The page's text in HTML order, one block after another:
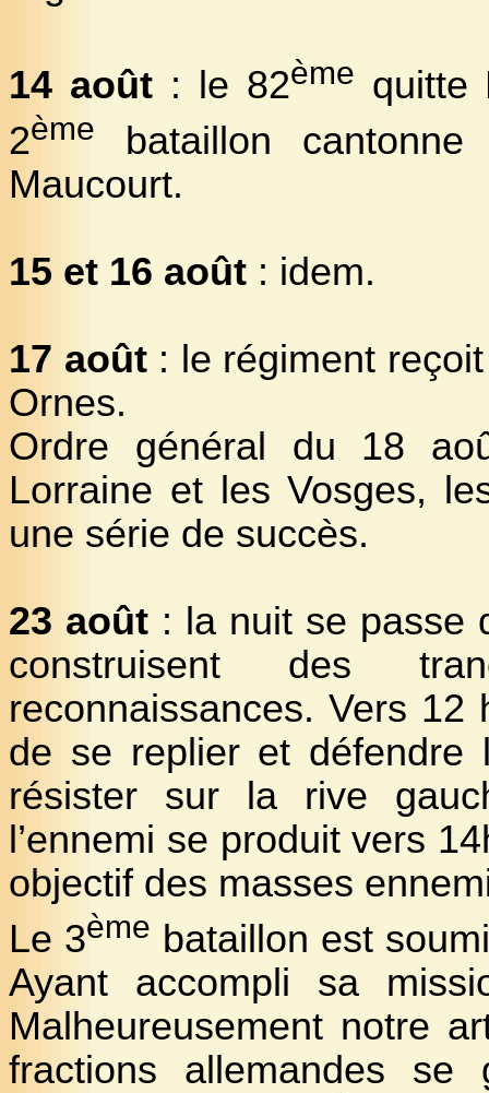
14 août: le 82ème quitte
2ème
bataillon
Maucourt.
15 et 16 août : idem.
17 août: le régiment reçoit
Ornes.
Ordre général du 18
Lorraine et les Vosges,
une série de succès.
23 août : la nuit se passe
construisent des
reconnaissances. Vers 12
de se replier et défendre
résister sur la rive
l’ennemi se produit vers
objectif des masses
Le 3ème bataillon est
Ayant accompli sa
Malheureusement notre
fractions allemandes